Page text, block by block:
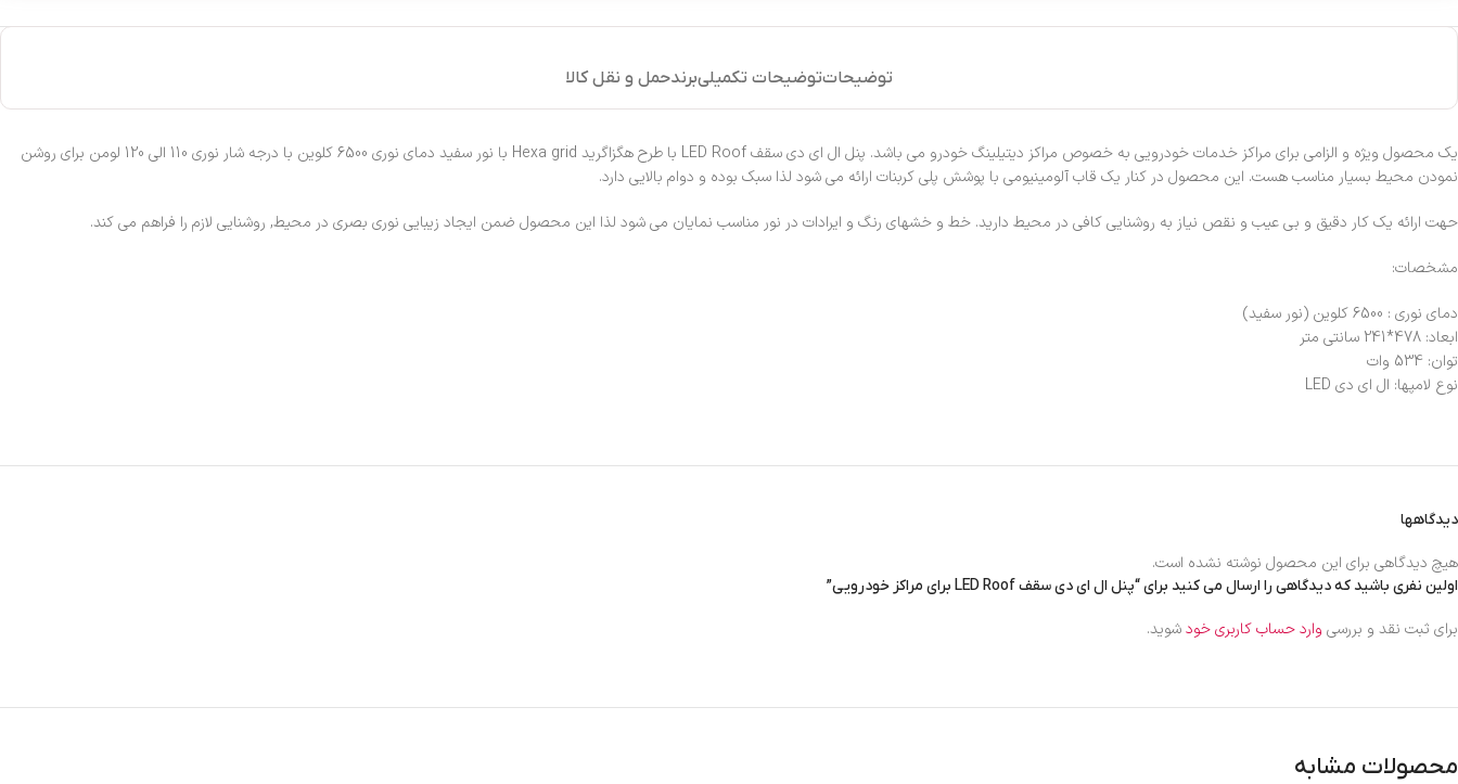
توضیحاتتوضیحات تکمیلیبرندحمل و نقل کالا
یک محصول ویژه و الزامی برای مراکز خدمات خودرویی به خصوص مراکز دیتیلینگ خودرو می باشد. پنل ال ای دی سقف LED Roof با طرح هگزاگرید Hexa grid با نور سفید دمای نوری 6500 کلوین با درجه شار نوری 110 الی 120 لومن برای روشن
نمودن محیط بسیار مناسب هست. این محصول در کنار یک قاب آلومینیومی با پوشش پلی کربنات ارائه می شود لذا سبک بوده و دوام بالایی دارد.
حهت ارائه یک کار دقیق و بی عیب و نقص نیاز به روشنایی کافی در محیط دارید. خط و خشهای رنگ و ایرادات در نور مناسب نمایان می شود لذا این محصول ضمن ایجاد زیبایی نوری بصری در محیط, روشنایی لازم را فراهم می کند.
مشخصات:
دمای نوری : 6500 کلوین (نور سفید)
ابعاد: 478*241 سانتی متر
توان: 534 وات
نوع لامپها: ال ای دی LED
دیدگاهها
هیچ دیدگاهی برای این محصول نوشته نشده است.
اولین نفری باشید که دیدگاهی را ارسال می کنید برای “پنل ال ای دی سقف LED Roof برای مراکز خودرویی”
برای ثبت نقد و بررسی وارد حساب کاربری خودشوید.
محصولات مشابه